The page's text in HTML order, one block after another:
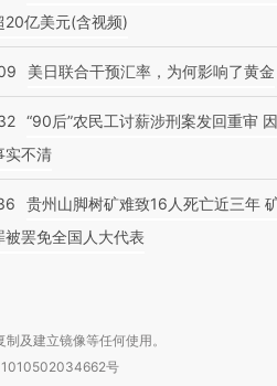
20亿美元(含视频)
美日联合干预汇率，为何影响了黄金
“90后”农民工讨薪涉刑案发回重审
实不清
贵州山脚树矿难致16人死亡近三年
被罢免全国人大代表
及建立镜像等任何使用。
号